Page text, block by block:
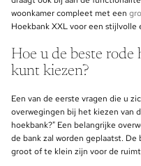
woonkamer compleet met een
Hoekbank XXL voor een
Hoe u de beste
kunt kiezen?
Een van de eerste vragen die u
overwegingen bij het kiezen van
hoekbank?" Een belangrijke
de bank zal worden geplaatst.
groot of te klein zijn voor de